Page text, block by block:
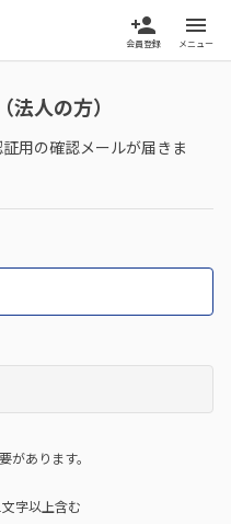
person_add
会員登録
menu
メニュー
人の方）
用の確認メールが届きま
があります。
字以上含む